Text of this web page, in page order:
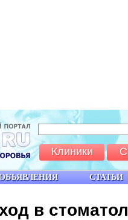
в
СТАТЬИ
Клиники